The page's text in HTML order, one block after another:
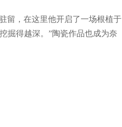
留，在这里他开启了一场根植于
掘得越深。”陶瓷作品也成为奈